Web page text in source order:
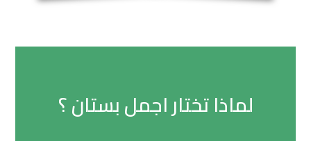
لماذا تختار اجمل بستان ؟